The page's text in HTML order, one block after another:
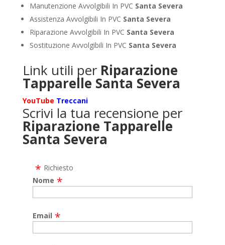
Manutenzione Avvolgibili In PVC Santa Severa
Assistenza Avvolgibili In PVC Santa Severa
Riparazione Avvolgibili In PVC Santa Severa
Sostituzione Avvolgibili In PVC Santa Severa
Link utili per Riparazione
Tapparelle Santa Severa
YouTube Treccani
Scrivi la tua recensione per
Riparazione Tapparelle
Santa Severa
Richiesto
Nome
Email